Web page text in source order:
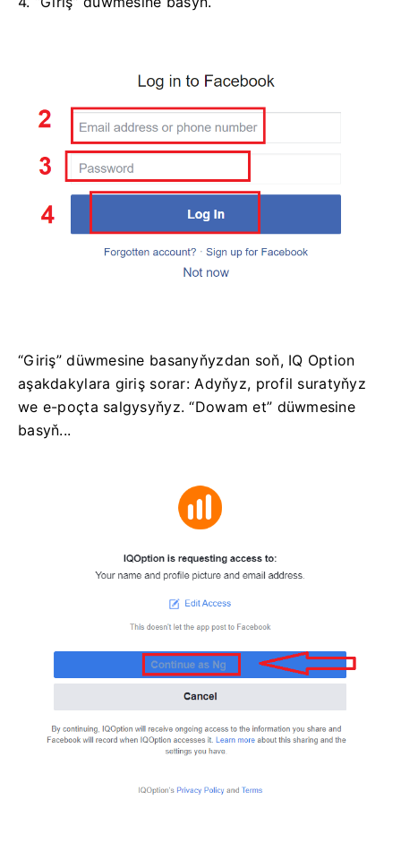
“Giriş” düwmesine basanyňyzdan soň, IQ Option
aşakdakylara giriş sorar: Adyňyz, profil suratyňyz
we e-poçta salgysyňyz. “Dowam et” düwmesine
basyň...